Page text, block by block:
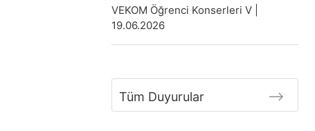
VEKOM Öğrenci Konserleri V |
19.06.2026
Tüm Duyurular